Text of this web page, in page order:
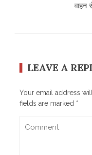
वाहन
LEAVE A
Your email address
fields are marked *